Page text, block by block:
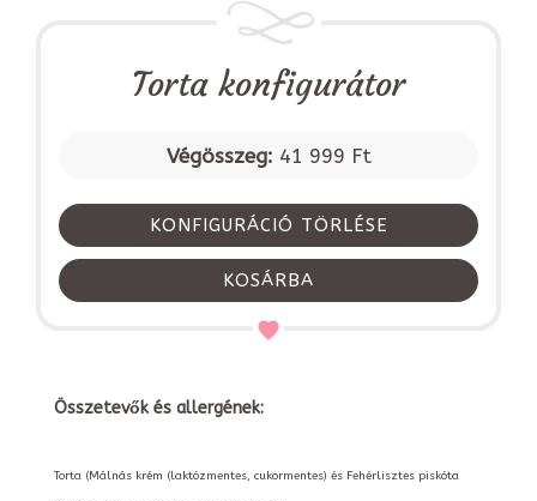
Torta konfigurátor
Végösszeg: 41 999 Ft
KONFIGURÁCIÓ TÖRLÉSE
KOSÁRBA
Összetevők és allergének:
Torta (Málnás krém (laktózmentes, cukormentes) és Fehérlisztes piskóta